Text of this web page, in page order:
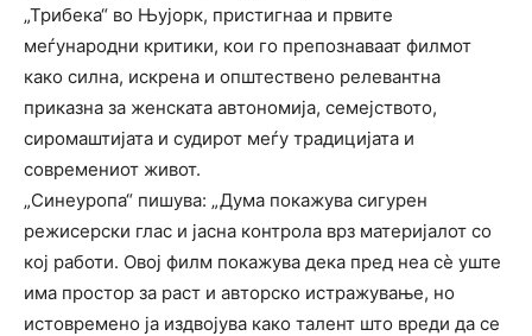
„Трибека“ во Њујорк, пристигнаа и првите
меѓународни критики, кои го препознаваат филмот
како силна, искрена и општествено релевантна
приказна за женската автономија, семејството,
сиромаштијата и судирот меѓу традицијата и
современиот живот.
„Синеуропа“ пишува: „Дума покажува сигурен
режисерски глас и јасна контрола врз материјалот со
кој работи. Овој филм покажува дека пред неа сè уште
има простор за раст и авторско истражување, но
истовремено ја издвојува како талент што вреди да се